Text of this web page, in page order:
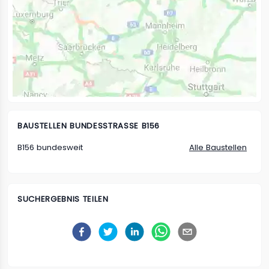
BAUSTELLENBUNDESSTRASSE B156
B156 bundesweit
Alle Baustellen
SUCHERGEBNIS TEILEN